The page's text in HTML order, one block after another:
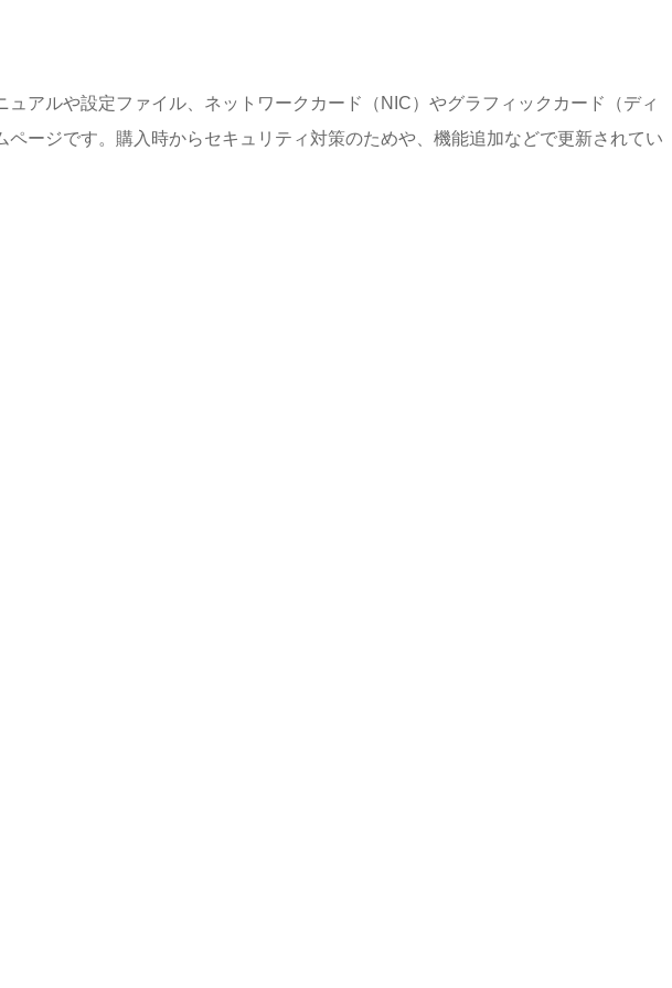
アルや設定ファイル、ネットワークカード（NIC）やグラフィックカード（ディ
ージです。購入時からセキュリティ対策のためや、機能追加などで更新されてい